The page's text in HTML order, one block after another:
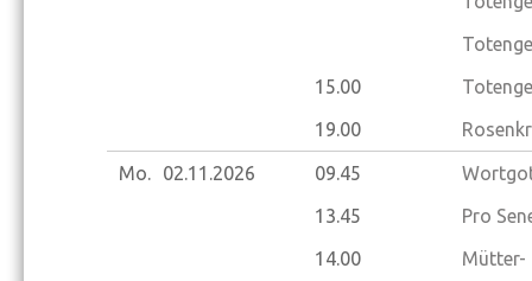
15.00
19.00
Mo. 02.11.2026 09.45
13.45
Pro
14.00
Mütter-